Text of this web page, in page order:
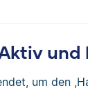
und
um den